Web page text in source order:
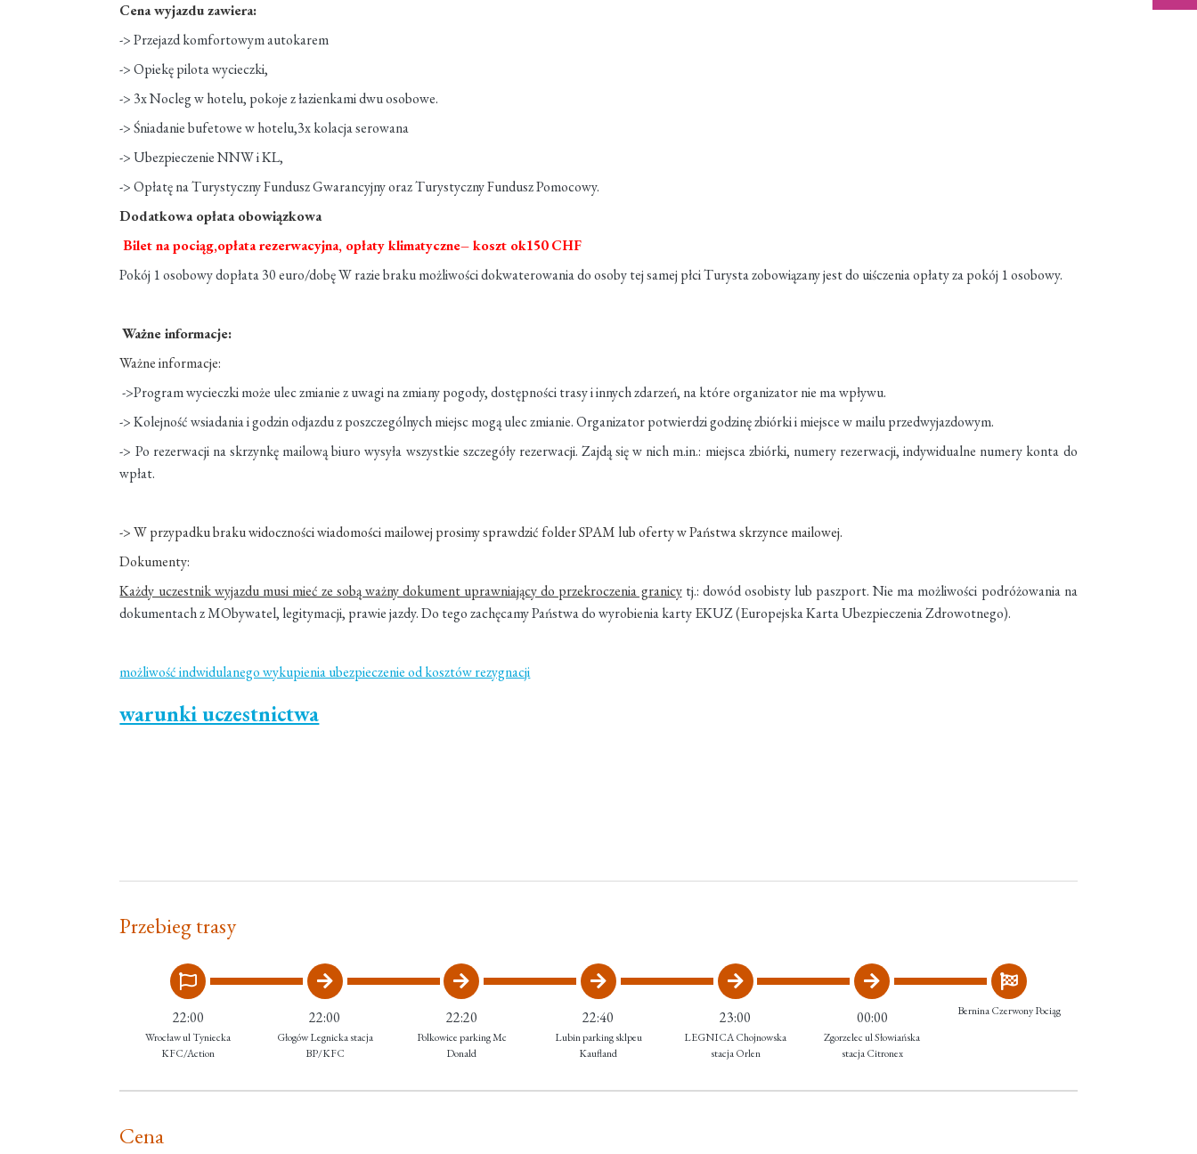
Cena wyjazdu zawiera:
-> Przejazd komfortowym autokarem
-> Opiekę pilota wycieczki,
-> 3x Nocleg w hotelu, pokoje z łazienkami dwu osobowe.
-> Śniadanie bufetowe w hotelu,3x kolacja serowana
-> Ubezpieczenie NNW i KL,
-> Opłatę na Turystyczny Fundusz Gwarancyjny oraz Turystyczny Fundusz Pomocowy.
Dodatkowa opłata obowiązkowa
Bilet na pociąg,opłata rezerwacyjna, opłaty klimatyczne– koszt ok150 CHF
Pokój 1 osobowy dopłata 30 euro/dobę W razie braku możliwości dokwaterowania do osoby tej samej płci Turysta zobowiązany jest do uiśczenia opłaty za pokój 1 osobowy.
Ważne informacje:
Ważne informacje:
->Program wycieczki może ulec zmianie z uwagi na zmiany pogody, dostępności trasy i innych zdarzeń, na które organizator nie ma wpływu.
-> Kolejność wsiadania i godzin odjazdu z poszczególnych miejsc mogą ulec zmianie. Organizator potwierdzi godzinę zbiórki i miejsce w mailu przedwyjazdowym.
-> Po rezerwacji na skrzynkę mailową biuro wysyła wszystkie szczegóły rezerwacji. Zajdą się w nich m.in.: miejsca zbiórki, numery rezerwacji, indywidualne numery konta do
wpłat.
-> W przypadku braku widoczności wiadomości mailowej prosimy sprawdzić folder SPAM lub oferty w Państwa skrzynce mailowej.
Dokumenty:
Każdy uczestnik wyjazdu musi mieć ze sobą ważny dokument uprawniający do przekroczenia granicytj.: dowód osobisty lub paszport. Nie ma możliwości podróżowania na
dokumentach z MObywatel, legitymacji, prawie jazdy. Do tego zachęcamy Państwa do wyrobienia karty EKUZ (Europejska Karta Ubezpieczenia Zdrowotnego).
możliwość indwidulanego wykupienia ubezpieczenie od kosztów rezygnacji
warunki uczestnictwa
Przebieg trasy
22:00
Wrocław ul Tyniecka
KFC/Action
22:00
Głogów Legnicka stacja
BP/KFC
22:20
Polkowice parking Mc
Donald
22:40
Lubin parking sklpeu
Kaufland
23:00
LEGNICA Chojnowska
stacja Orlen
00:00
Zgorzelec ul Słowiańska
stacja Citronex
Bernina Czerwony Pociąg
Cena